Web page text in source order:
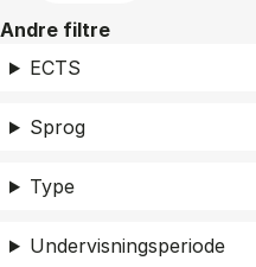
Andre filtre
ECTS
Sprog
Type
Undervisningsperiode